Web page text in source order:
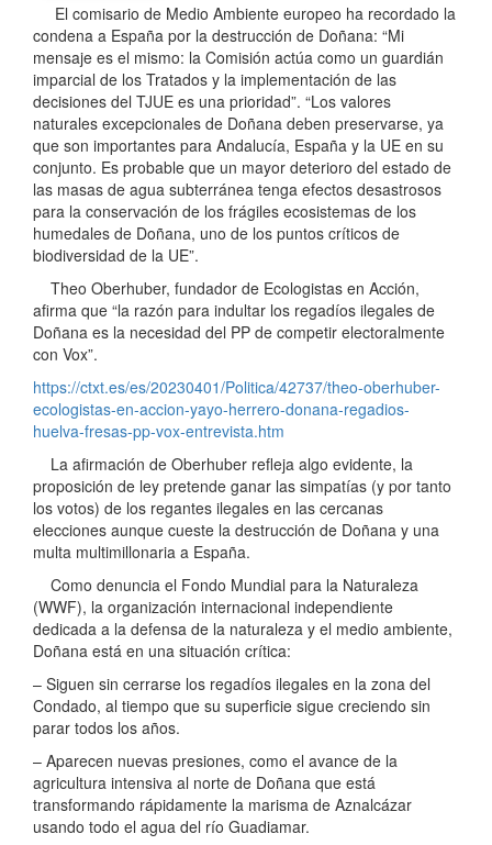
El comisario de Medio Ambiente europeo ha recordado la
condena a España por la destrucción de Doñana: “Mi
mensaje es el mismo: la Comisión actúa como un guardián
imparcial de los Tratados y la implementación de las
decisiones del TJUE es una prioridad”. “Los valores
naturales excepcionales de Doñana deben preservarse, ya
que son importantes para Andalucía, España y la UE en su
conjunto. Es probable que un mayor deterioro del estado de
las masas de agua subterránea tenga efectos desastrosos
para la conservación de los frágiles ecosistemas de los
humedales de Doñana, uno de los puntos críticos de
biodiversidad de la UE”.
Theo Oberhuber, fundador de Ecologistas en Acción,
afirma que “la razón para indultar los regadíos ilegales de
Doñana es la necesidad del PP de competir electoralmente
con Vox”.
https://ctxt.es/es/20230401/Politica/42737/theo-oberhuber-
ecologistas-en-accion-yayo-herrero-donana-regadios-
huelva-fresas-pp-vox-entrevista.htm
La afirmación de Oberhuber refleja algo evidente, la
proposición de ley pretende ganar las simpatías (y por tanto
los votos) de los regantes ilegales en las cercanas
elecciones aunque cueste la destrucción de Doñana y una
multa multimillonaria a España.
Como denuncia el Fondo Mundial para la Naturaleza
(WWF), la organización internacional independiente
dedicada a la defensa de la naturaleza y el medio ambiente,
Doñana está en una situación crítica:
– Siguen sin cerrarse los regadíos ilegales en la zona del
Condado, al tiempo que su superficie sigue creciendo sin
parar todos los años.
– Aparecen nuevas presiones, como el avance de la
agricultura intensiva al norte de Doñana que está
transformando rápidamente la marisma de Aznalcázar
usando todo el agua del río Guadiamar.